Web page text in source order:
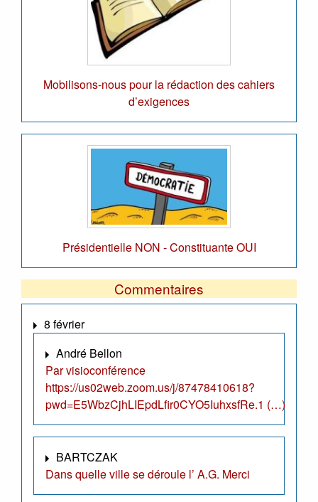
Mobilisons-nous pour la rédaction des cahiers
d’exigences
Présidentielle NON - Constituante OUI
Commentaires
8 février
André Bellon
Par visioconférence
https://us02web.zoom.us/j/87478410618?
pwd=E5WbzCjhLIEpdLfir0CYO5IuhxsfRe.1 (…)
BARTCZAK
Dans quelle ville se déroule l’ A.G. Merci